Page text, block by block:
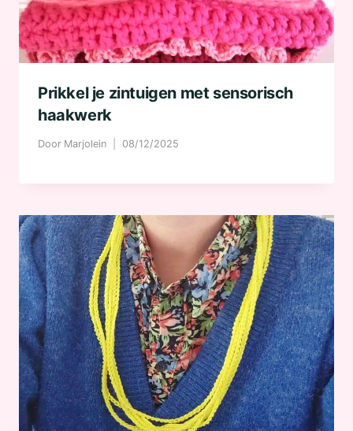
Prikkel je zintuigen met sensorisch
haakwerk
Door Marjolein 08/12/2025